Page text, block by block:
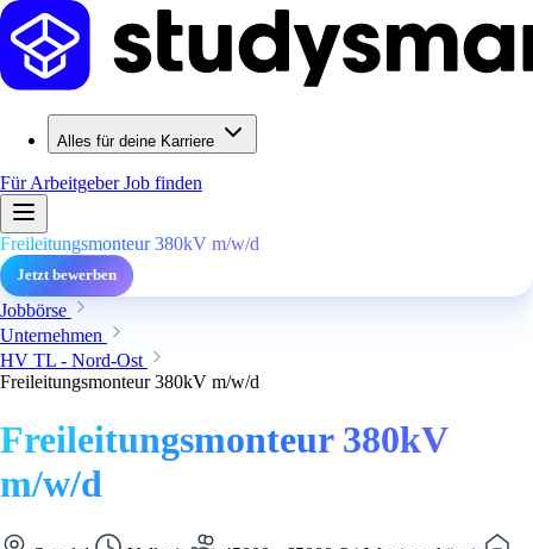
Alles für deine Karriere
Für ArbeitgeberJob finden
Freileitungsmonteur 380kV m/w/d
Jetzt bewerben
Jobbörse
Unternehmen
HV TL - Nord-Ost
Freileitungsmonteur 380kV m/w/d
Freileitungsmonteur 380kV
m/w/d